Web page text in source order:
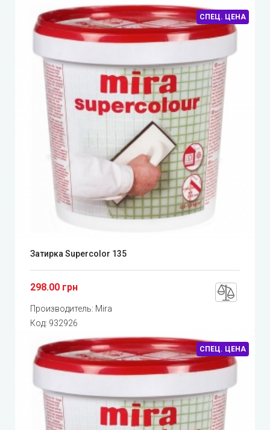
СПЕЦ. ЦЕНА
Затирка Supercolor 135
298.00 грн
Производитель: Mira
Код: 932926
СПЕЦ. ЦЕНА